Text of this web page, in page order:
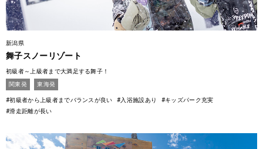
新潟県
舞子スノーリゾート
初級者～上級者まで大満足する舞子！
関東発
東海発
#初級者から上級者までバランスが良い #入浴施設あり
#キッズパーク充実
#滑走距離が長い